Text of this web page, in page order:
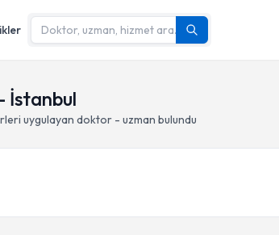
İstanbul
uygulayan doktor - uzman bulundu